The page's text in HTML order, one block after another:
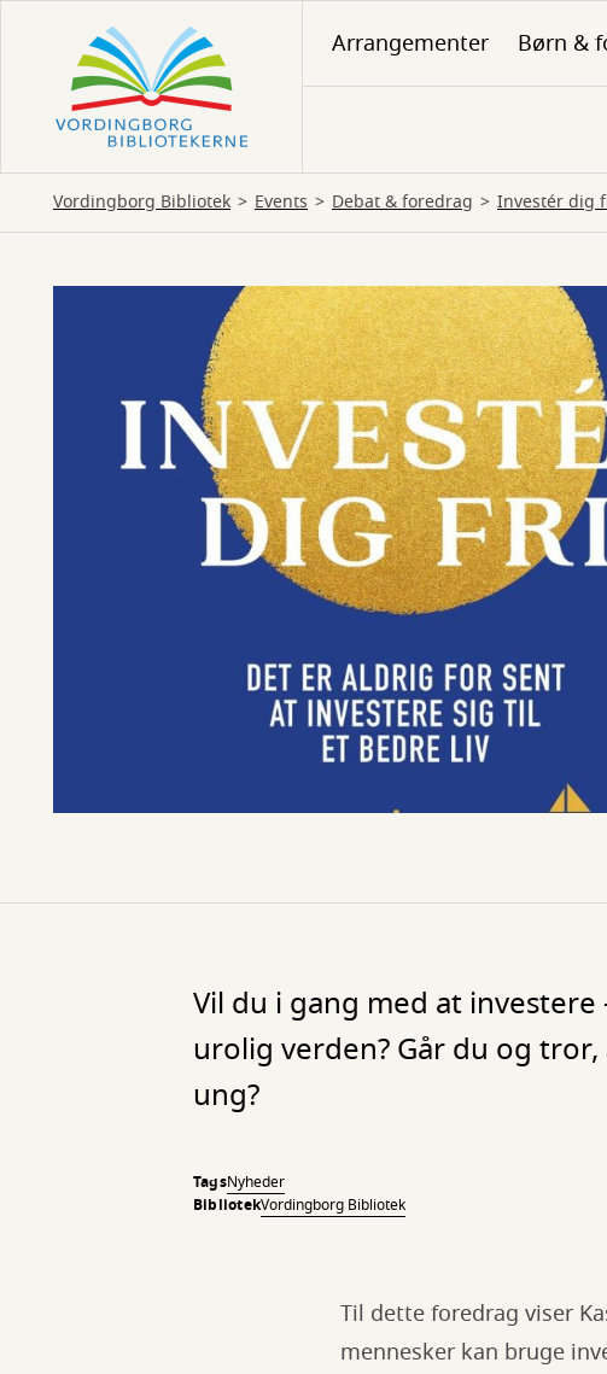
hovedindhold
Arrangementer Børn &
Vordingborg Bibliotek Events Debat & foredrag Investér dig
Vil du i gang med at
urolig verden? Går du og
ung?
TagsNyheder
BibliotekVordingborg Bibliotek
Til dette foredrag viser
mennesker kan bruge